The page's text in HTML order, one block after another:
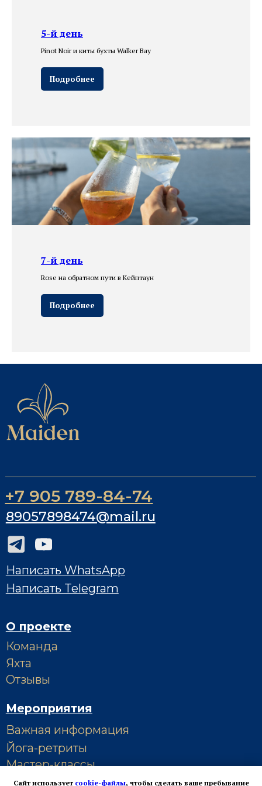
5-й день
Pinot Noir и киты бухты Walker Bay
Подробнее
7-й день
Rose на обратном пути в Кейптаун
Подробнее
Сайт использует cookie-файлы, чтобы сделать ваше пребывание